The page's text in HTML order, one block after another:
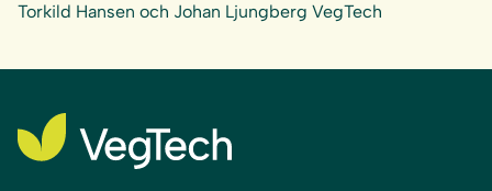
Torkild Hansen och Johan Ljungberg VegTech